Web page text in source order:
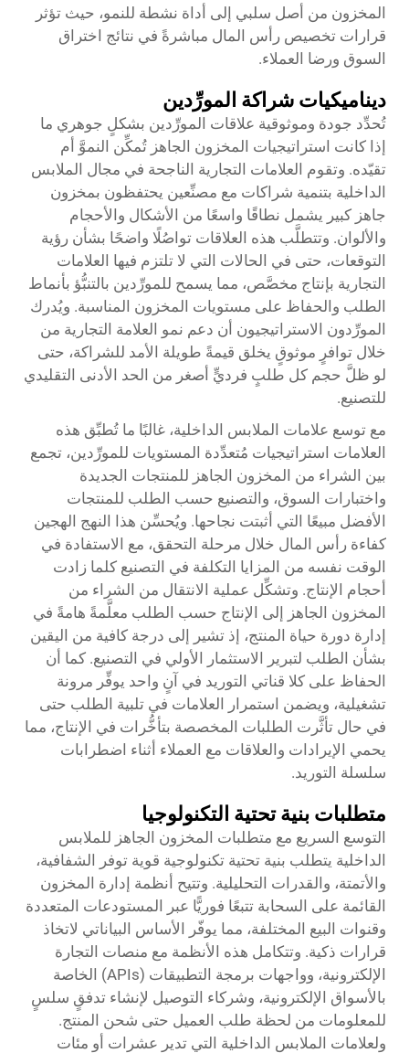
المخزون من أصل سلبي إلى أداة نشطة للنمو، حيث تؤثر
قرارات تخصيص رأس المال مباشرةً في نتائج اختراق
السوق ورضا العملاء.
ديناميكيات شراكة المورِّدين
تُحدِّد جودة وموثوقية علاقات المورِّدين بشكلٍ جوهري ما
إذا كانت استراتيجيات المخزون الجاهز تُمكِّن النموَّ أم
تقيّده. وتقوم العلامات التجارية الناجحة في مجال الملابس
الداخلية بتنمية شراكات مع مصنِّعين يحتفظون بمخزون
جاهز كبير يشمل نطاقًا واسعًا من الأشكال والأحجام
والألوان. وتتطلَّب هذه العلاقات تواصُلًا واضحًا بشأن رؤية
التوقعات، حتى في الحالات التي لا تلتزم فيها العلامات
التجارية بإنتاج مخصَّص، مما يسمح للمورِّدين بالتنبُّؤ بأنماط
الطلب والحفاظ على مستويات المخزون المناسبة. ويُدرك
المورِّدون الاستراتيجيون أن دعم نمو العلامة التجارية من
خلال توافرٍ موثوقٍ يخلق قيمةً طويلة الأمد للشراكة، حتى
لو ظلَّ حجم كل طلبٍ فرديٍّ أصغر من الحد الأدنى التقليدي
للتصنيع.
مع توسع علامات الملابس الداخلية، غالبًا ما تُطبِّق هذه
العلامات استراتيجيات مُتعدِّدة المستويات للمورِّدين، تجمع
بين الشراء من المخزون الجاهز للمنتجات الجديدة
واختبارات السوق، والتصنيع حسب الطلب للمنتجات
الأفضل مبيعًا التي أثبتت نجاحها. ويُحسِّن هذا النهج الهجين
كفاءة رأس المال خلال مرحلة التحقق، مع الاستفادة في
الوقت نفسه من المزايا التكلفة في التصنيع كلما زادت
أحجام الإنتاج. وتشكِّل عملية الانتقال من الشراء من
المخزون الجاهز إلى الإنتاج حسب الطلب معلَّمةً هامةً في
إدارة دورة حياة المنتج، إذ تشير إلى درجة كافية من اليقين
بشأن الطلب لتبرير الاستثمار الأولي في التصنيع. كما أن
الحفاظ على كلا قناتي التوريد في آنٍ واحد يوفِّر مرونة
تشغيلية، ويضمن استمرار العلامات في تلبية الطلب حتى
في حال تأثَّرت الطلبات المخصصة بتأخُّرات في الإنتاج، مما
يحمي الإيرادات والعلاقات مع العملاء أثناء اضطرابات
سلسلة التوريد.
متطلبات بنية تحتية التكنولوجيا
التوسع السريع مع متطلبات المخزون الجاهز للملابس
الداخلية يتطلب بنية تحتية تكنولوجية قوية توفر الشفافية،
والأتمتة، والقدرات التحليلية. وتتيح أنظمة إدارة المخزون
القائمة على السحابة تتبعًا فوريًّا عبر المستودعات المتعددة
وقنوات البيع المختلفة، مما يوفّر الأساس البياناتي لاتخاذ
قرارات ذكية. وتتكامل هذه الأنظمة مع منصات التجارة
الإلكترونية، وواجهات برمجة التطبيقات (APIs) الخاصة
بالأسواق الإلكترونية، وشركاء التوصيل لإنشاء تدفقٍ سلسٍ
للمعلومات من لحظة طلب العميل حتى شحن المنتج.
ولعلامات الملابس الداخلية التي تدير عشرات أو مئات